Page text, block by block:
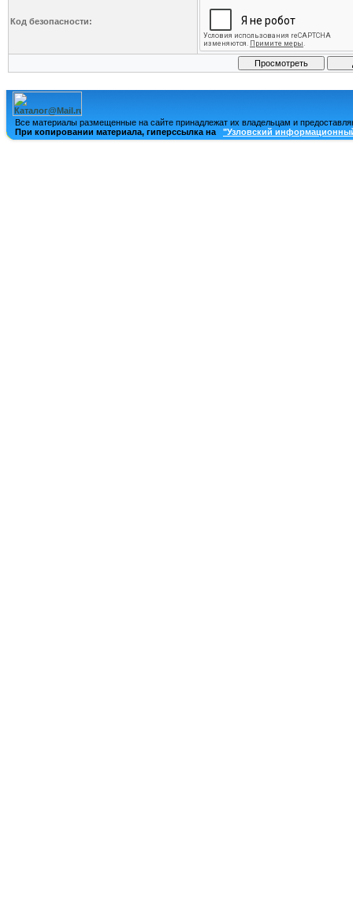
Код безопасности:
Все материалы размещенные на сайте принадлежат их владельцам и
При копировании материала, гиперссылка на
"Узловский